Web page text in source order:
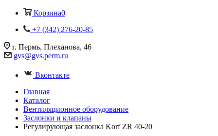
Корзина0
+7 (342) 276-20-85
г. Пермь, Плеханова, 46
gvs@gvs.perm.ru
Вконтакте
Главная
Каталог
Вентиляционное оборудование
Заслонки и клапаны
Регулирующая заслонка Korf ZR 40-20